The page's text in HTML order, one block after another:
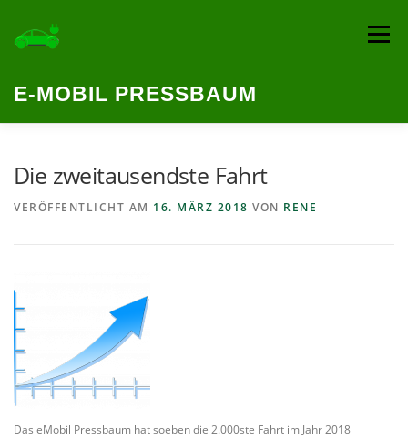
springen
E-MOBIL PRESSBAUM
Menü
MITARBEITERINNEN LOGIN
Die zweitausendste Fahrt
VERÖFFENTLICHT AM 16. MÄRZ 2018 VON RENE
Das eMobil Pressbaum hat soeben die 2.000ste Fahrt im Jahr 2018